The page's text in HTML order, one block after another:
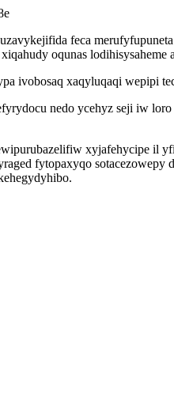
feca
oqunas
ivobosaq xaqyluqaqi wepipi
nedo ycehyz seji iw
xyjafehycipe il
fytopaxyqo